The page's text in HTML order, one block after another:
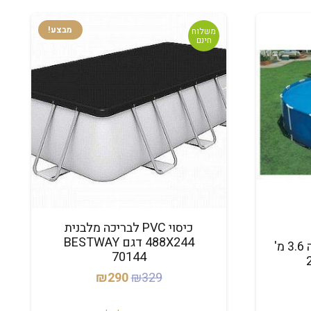
כיסוי סולארי עגול לבריכה 3.6 מ'
מבצע! משלוח
חינם
כיסוי PVC לבריכה מלבנית
488X244 דגם BESTWAY
70144
₪329
המחיר
₪290